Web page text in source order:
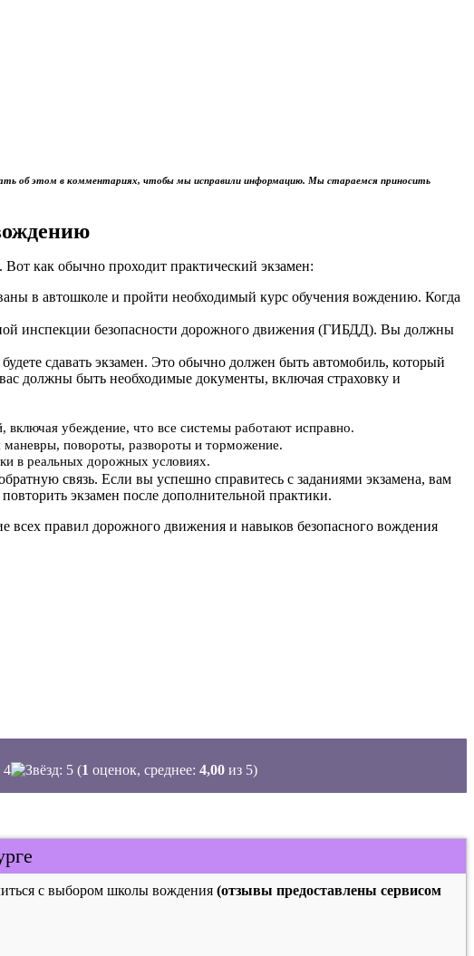
об этом в комментариях, чтобы мы исправили информацию. Мы стараемся приносить
как обычно проходит практический экзамен:
в автошколе и пройти необходимый курс обучения вождению. Когда
инспекции безопасности дорожного движения (ГИБДД). Вы должны
сдавать экзамен. Это обычно должен быть автомобиль, который
должны быть необходимые документы, включая страховку и
включая убеждение, что все системы работают исправно.
маневры, повороты, развороты и торможение.
в реальных дорожных условиях.
связь. Если вы успешно справитесь с заданиями экзамена, вам
экзамен после дополнительной практики.
всех правил дорожного движения и навыков безопасного вождения
(1 оценок, среднее: 4,00 из 5)
с выбором школы вождения (отзывы предоставлены сервисом